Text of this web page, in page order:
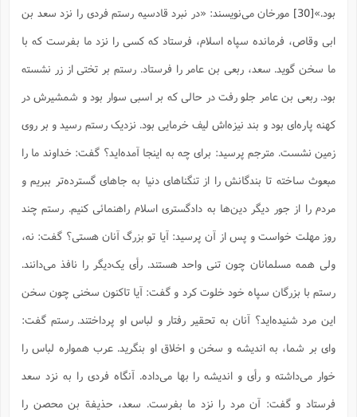
بود.»[30]
مورخان می‌نویسند: «در نبرد قادسیه رستم فردی را نزد سعد بن
ابی وقاص، ‌فرمانده سپاه اسلام، فرستاد که کسى را نزد ما بفرست که با
ما سخن گوید. سعد، ربعى بن عامر را فرستاد. رستم بر تختى از زر نشسته
بود. ربعی بن عامر جلو رفت در حالی که بر اسبى سوار بود و شمشیرش در
کهنه پاره‌اى بود و بند نیزه‌اش لیف خرمایى بود. نزدیک رستم رسید و بر روى
زمین نشست‌. مترجم پرسید: براى چه به اینجا آمده‌اید؟ گفت: خداوند ما را
مبعوث ساخته تا بندگانش را از تنگناهاى دنیا به جاهاى گسترده‌تر ببریم و
مردم را از جور دیگر دین‌ها به دادگسترى اسلام راهنمائی کنیم. رستم چند
روز مهلت خواست و پس از آن پرسید: آیا تو بزرگ آنان هستى؟ گفت: نه،
ولى همه مسلمانان چون تنى واحد هستند. رأى یک‌دیگر را نافذ مى‌دانند.
رستم با بزرگان سپاه خود خلوت کرد و گفت: آیا تاکنون سخنى چون سخن
این مرد شنیده‌اید؟ آنان به تحقیر رفتار و لباس او پرداختند. رستم گفت:
واى بر شما، به اندیشه و سخن و اخلاق او بنگرید. عرب همواره لباس را
خوار مى‌داشته و رأى و اندیشه را بها مى‌داده. آنگاه فردی را به نزد سعد
فرستاد و گفت: آن مرد را نزد ما بفرست. سعد، حذیفة بن محصن را